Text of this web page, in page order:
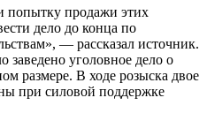
попытку продажи этих
дело до конца по
— рассказал источник.
уголовное дело о
размере. В ходе розыска двое
при силовой поддержке